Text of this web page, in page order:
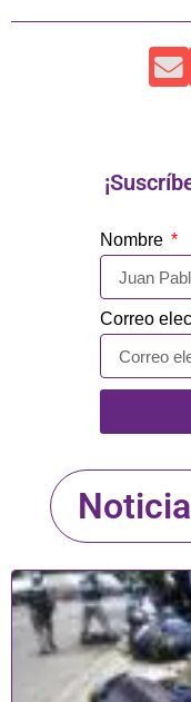
Nombre
Correo